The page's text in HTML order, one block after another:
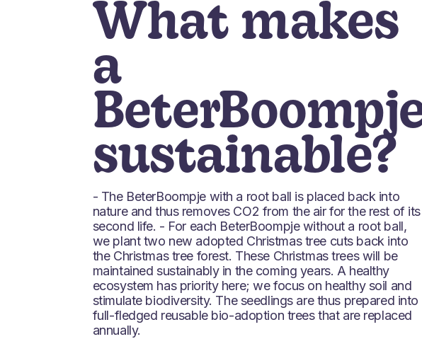
What makes
a
sustainable?
- The BeterBoompje with a root ball is placed back into
nature and thus removes CO2 from the air for the rest of its
second life. - For each BeterBoompje without a root ball,
we plant two new adopted Christmas tree cuts back into
the Christmas tree forest. These Christmas trees will be
maintained sustainably in the coming years. A healthy
ecosystem has priority here; we focus on healthy soil and
stimulate biodiversity. The seedlings are thus prepared into
full-fledged reusable bio-adoption trees that are replaced
annually.